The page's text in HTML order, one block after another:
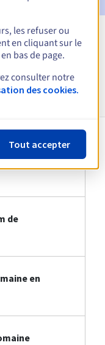
.lighting
en
de
en
les refuser ou
en cliquant sur le
bas de page.
consulter notre
des cookies.
Tout accepter